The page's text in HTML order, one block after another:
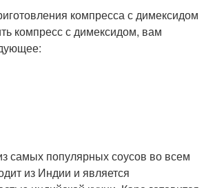
компресса с димексидом
компресс с димексидом, вам
самых популярных соусов во всем
из Индии и является